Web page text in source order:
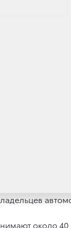
может
около